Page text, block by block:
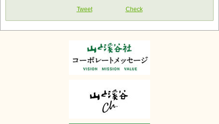
Tweet Check